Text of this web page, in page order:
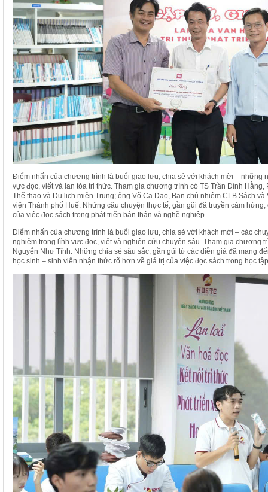
Điểm nhấn của chương trình là buổi giao lưu, chia sẻ với khách mời – những
vực đọc, viết và lan tỏa tri thức. Tham gia chương trình có TS Trần Đình
Thể thao và Du lịch miền Trung; ông Võ Ca Dao, Ban chủ nhiệm CLB Sách
viện Thành phố Huế. Những câu chuyện thực tế, gần gũi đã truyền cảm
của việc đọc sách trong phát triển bản thân và nghề nghiệp.
Điểm nhấn của chương trình là buổi giao lưu, chia sẻ với khách mời – các
nghiệm trong lĩnh vực đọc, viết và nghiên cứu chuyên sâu. Tham gia chương
Nguyễn Như Tĩnh. Những chia sẻ sâu sắc, gần gũi từ các diễn giả đã mang
học sinh – sinh viên nhận thức rõ hơn về giá trị của việc đọc sách trong học